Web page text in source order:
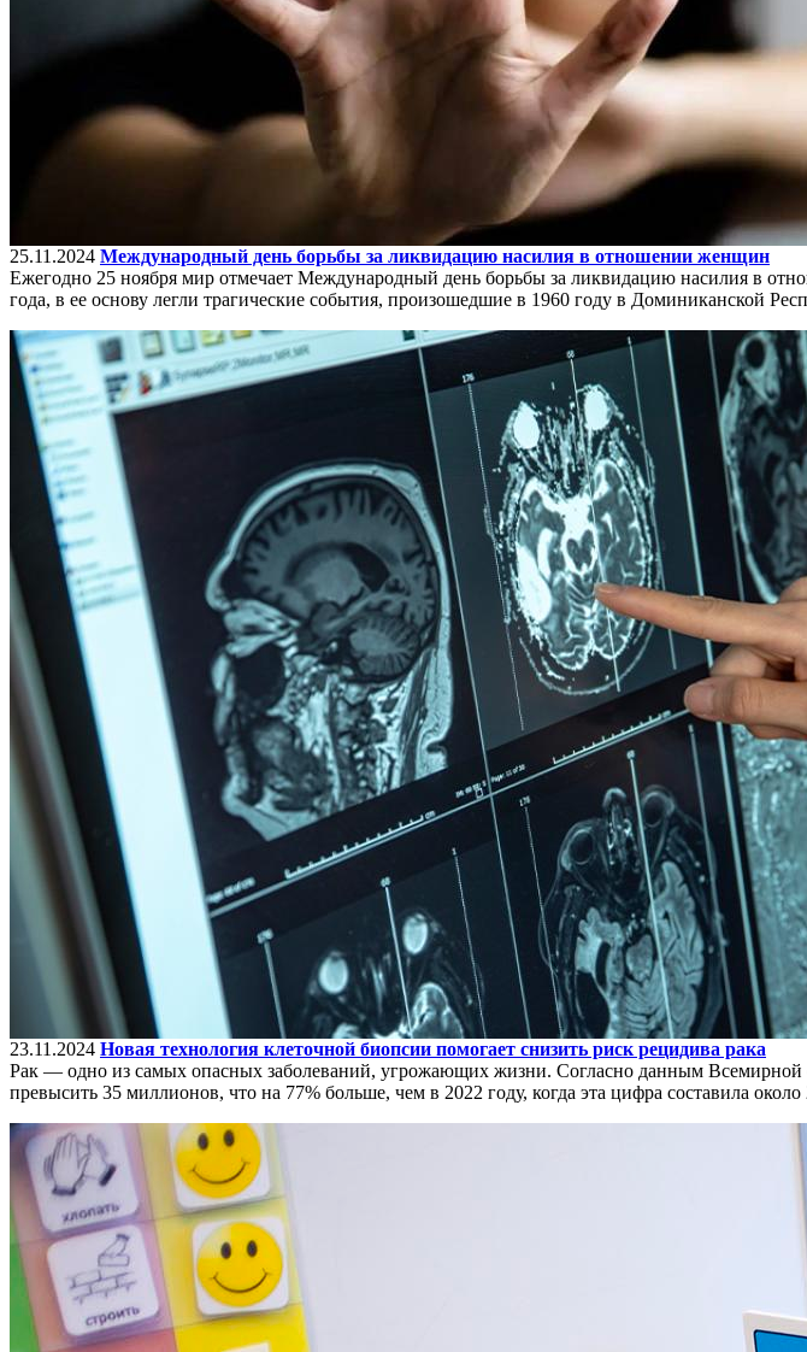
25.11.2024 Международный день борьбы за ликвидацию насилия в отношении женщин
Ежегодно 25 ноября мир отмечает Международный день борьбы за ликвидацию насилия в
года, в ее основу легли трагические события, произошедшие в 1960 году в Доминиканской
23.11.2024 Новая технология клеточной биопсии помогает снизить риск рецидива рака
Рак — одно из самых опасных заболеваний, угрожающих жизни. Согласно данным Всемирной
превысить 35 миллионов, что на 77% больше, чем в 2022 году, когда эта цифра составила